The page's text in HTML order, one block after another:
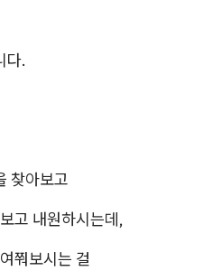
다.
찾아보고
고 내원하시는데,
쭤보시는 걸